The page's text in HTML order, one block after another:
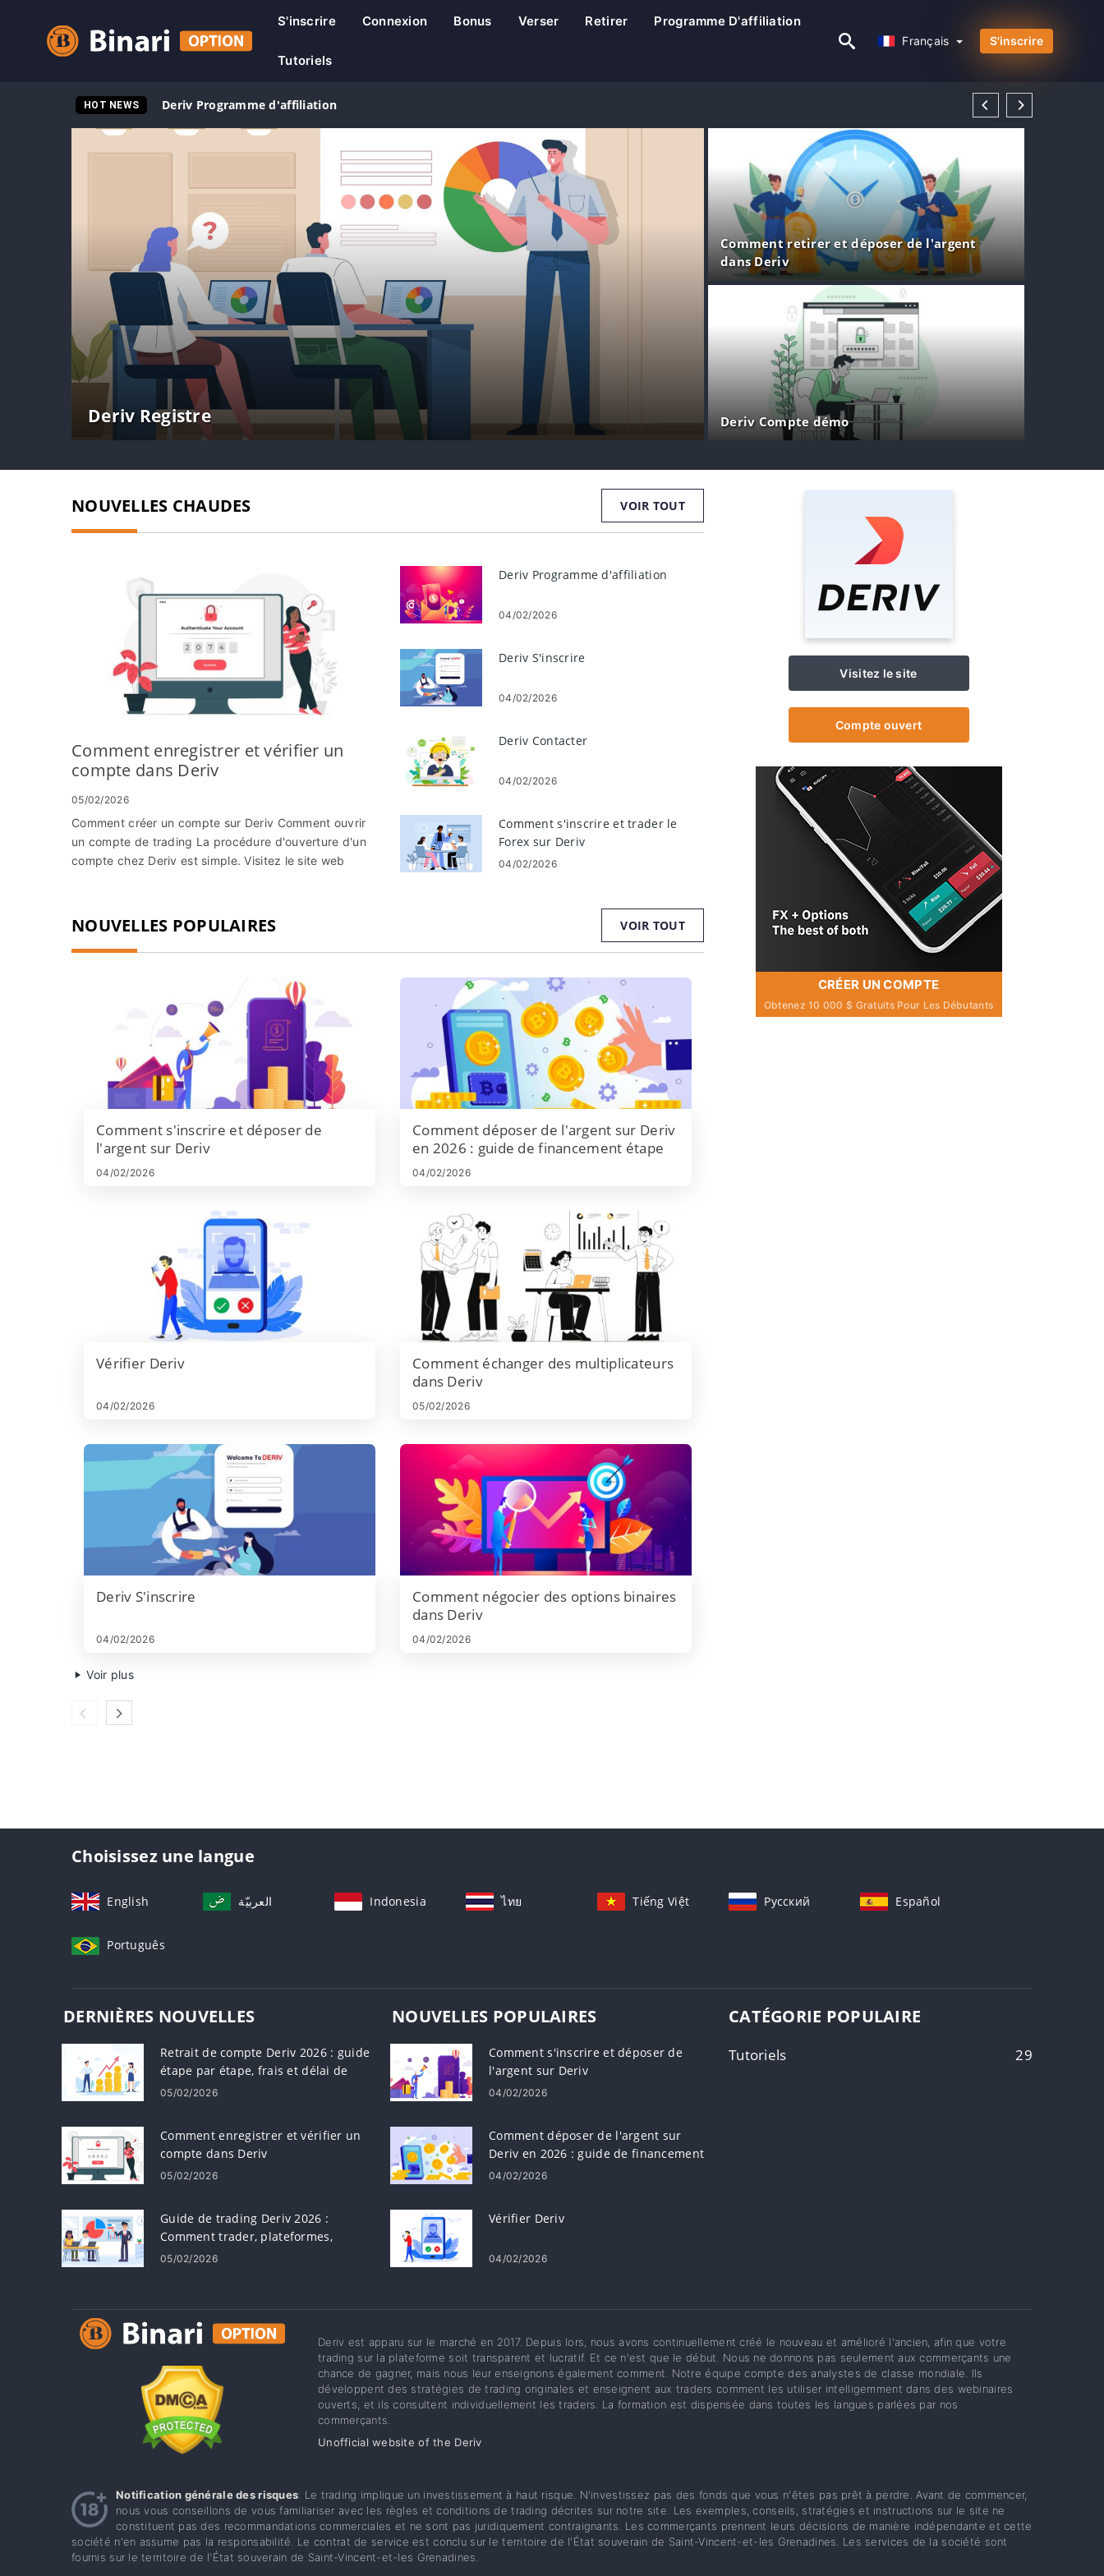
S'inscrire Connexion Bonus Verser Retirer Programme D'affiliation
Tutoriels
Français S'inscrire
HOT NEWS Deriv Programme d'affiliation
Deriv Registre
Comment retirer et déposer de l'argent
dans Deriv
Deriv Compte démo
NOUVELLES CHAUDES VOIR TOUT
Comment enregistrer et vérifier un
compte dans Deriv
05/02/2026
Comment créer un compte sur Deriv Comment ouvrir
un compte de trading La procédure d'ouverture d'un
compte chez Deriv est simple. Visitez le site web
Deriv Programme d'affiliation
04/02/2026
Deriv S'inscrire
04/02/2026
Deriv Contacter
04/02/2026
Comment s'inscrire et trader le
Forex sur Deriv
04/02/2026
NOUVELLES POPULAIRES VOIR TOUT
Comment s'inscrire et déposer de
l'argent sur Deriv
04/02/2026
Comment déposer de l'argent sur Deriv
en 2026 : guide de financement étape
par étape, frais et délai de traitement
04/02/2026
Vérifier Deriv
04/02/2026
Comment échanger des multiplicateurs
dans Deriv
05/02/2026
Deriv S'inscrire
04/02/2026
Comment négocier des options binaires
dans Deriv
04/02/2026
Voir plus
Visitez le site
Compte ouvert
CRÉER UN COMPTE
Obtenez 10 000 $ Gratuits Pour Les Débutants
Choisissez une langue
English العربيّة Indonesia ไทย Tiếng Việt Русский Español
Português
DERNIÈRES NOUVELLES
Retrait de compte Deriv 2026 : guide
étape par étape, frais et délai de
traitement
05/02/2026
Comment enregistrer et vérifier un
compte dans Deriv
05/02/2026
Guide de trading Deriv 2026 :
Comment trader, plateformes,
stratégies et gestion des risques
05/02/2026
NOUVELLES POPULAIRES
Comment s'inscrire et déposer de
l'argent sur Deriv
04/02/2026
Comment déposer de l'argent sur
Deriv en 2026 : guide de financement
étape par étape, frais et délai de
04/02/2026
Vérifier Deriv
04/02/2026
CATÉGORIE POPULAIRE
Tutoriels 29
Deriv est apparu sur le marché en 2017. Depuis lors, nous avons continuellement créé le nouveau et amélioré l'ancien, afin que votre
trading sur la plateforme soit transparent et lucratif. Et ce n'est que le début. Nous ne donnons pas seulement aux commerçants une
chance de gagner, mais nous leur enseignons également comment. Notre équipe compte des analystes de classe mondiale. Ils
développent des stratégies de trading originales et enseignent aux traders comment les utiliser intelligemment dans des webinaires
ouverts, et ils consultent individuellement les traders. La formation est dispensée dans toutes les langues parlées par nos
commerçants.
Unofficial website of the Deriv
Notification générale des risques: Le trading implique un investissement à haut risque. N'investissez pas des fonds que vous n'êtes pas prêt à perdre. Avant de commencer,
nous vous conseillons de vous familiariser avec les règles et conditions de trading décrites sur notre site. Les exemples, conseils, stratégies et instructions sur le site ne
constituent pas des recommandations commerciales et ne sont pas juridiquement contraignants. Les commerçants prennent leurs décisions de manière indépendante et cette
société n'en assume pas la responsabilité. Le contrat de service est conclu sur le territoire de l'État souverain de Saint-Vincent-et-les Grenadines. Les services de la société sont
fournis sur le territoire de l'État souverain de Saint-Vincent-et-les Grenadines.